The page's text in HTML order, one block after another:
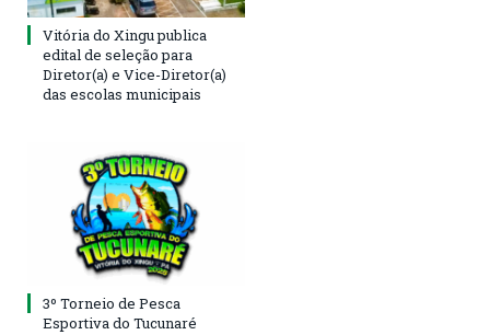
Vitória do Xingu publica
edital de seleção para
Diretor(a) e Vice-Diretor(a)
das escolas municipais
3º Torneio de Pesca
Esportiva do Tucunaré